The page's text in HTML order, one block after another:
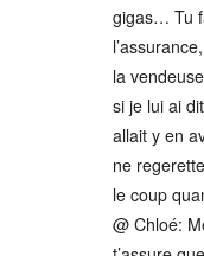
gigas… Tu
la
si je lui ai
allait y en
ne
le coup
@ Chloé: